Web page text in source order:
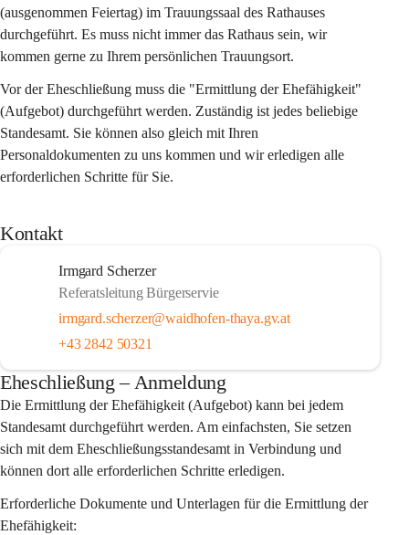
(ausgenommen Feiertag) im Trauungssaal des Rathauses
durchgeführt. Es muss nicht immer das Rathaus sein, wir
kommen gerne zu Ihrem persönlichen Trauungsort.
Vor der Eheschließung muss die "Ermittlung der Ehefähigkeit"
(Aufgebot) durchgeführt werden. Zuständig ist jedes beliebige
Standesamt. Sie können also gleich mit Ihren
Personaldokumenten zu uns kommen und wir erledigen alle
erforderlichen Schritte für Sie.
Kontakt
Irmgard Scherzer
Referatsleitung Bürgerservie
irmgard.scherzer@waidhofen-thaya.gv.at
+43 2842 50321
Eheschließung – Anmeldung
Die Ermittlung der Ehefähigkeit (Aufgebot) kann bei jedem
Standesamt durchgeführt werden. Am einfachsten, Sie setzen
sich mit dem Eheschließungsstandesamt in Verbindung und
können dort alle erforderlichen Schritte erledigen.
Erforderliche Dokumente und Unterlagen für die Ermittlung der
Ehefähigkeit: